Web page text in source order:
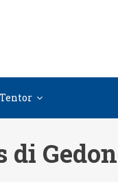
Tentor
di